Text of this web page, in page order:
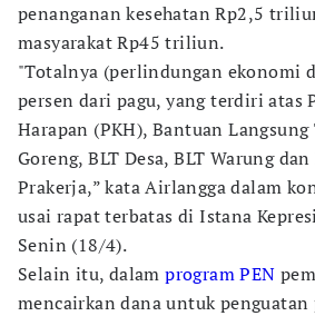
penanganan kesehatan Rp2,5
masyarakat Rp45 triliun.
"Totalnya (perlindungan ekonomi
persen dari pagu, yang terdiri atas
Harapan (PKH), Bantuan
Goreng, BLT Desa, BLT Warung
Prakerja,” kata Airlangga dalam
usai rapat terbatas di Istana
Senin (18/4).
Selain itu, dalamprogram PEN
mencairkan dana untuk